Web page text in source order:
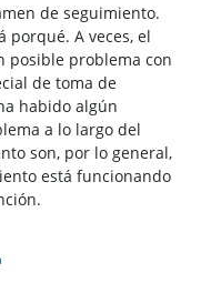
de seguimiento.
porqué. A veces, el
posible problema con
de toma de
habido algún
a lo largo del
son, por lo general,
está funcionando